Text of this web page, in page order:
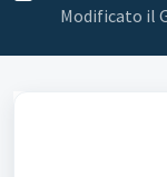
Modificato il